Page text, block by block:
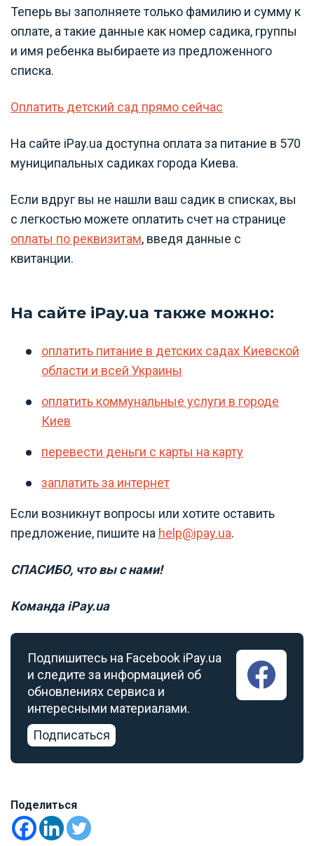
Теперь вы заполняете только фамилию и сумму к
оплате, а такие данные как номер садика, группы
и имя ребенка выбираете из предложенного
списка.
Оплатить детский сад прямо сейчас
На сайте iPay.ua доступна оплата за питание в 570
муниципальных садиках города Киева.
Если вдруг вы не нашли ваш садик в списках, вы
с легкостью можете оплатить счет на странице
оплаты по реквизитам, введя данные с
квитанции.
На сайте iPay.ua также можно:
оплатить питание в детских садах Киевской
области и всей Украины
оплатить коммунальные услуги в городе
Киев
перевести деньги с карты на карту
заплатить за интернет
Если возникнут вопросы или хотите оставить
предложение, пишите на help@ipay.ua.
СПАСИБО, что вы с нами!
Команда iPay.ua
Подпишитесь на Facebook iPay.ua
и следите за информацией об
обновлениях сервиса и
интересными материалами.
Подписаться
Поделиться